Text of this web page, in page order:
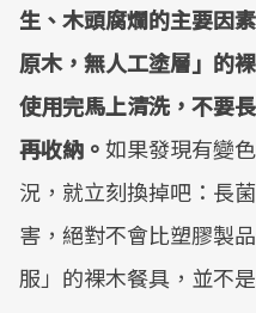
生、木頭腐爛的主要因
原木，無人工塗層」的
使用完馬上清洗，不要
再收納。如果發現有變
況，就立刻換掉吧：長
害，絕對不會比塑膠製
服」的裸木餐具，並不